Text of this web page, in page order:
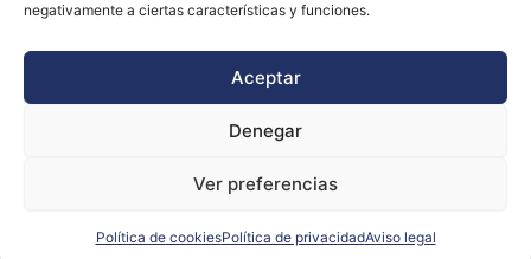
negativamente a ciertas características y funciones.
Aceptar
Denegar
Ver preferencias
Política de cookiesPolítica de privacidadAviso legal